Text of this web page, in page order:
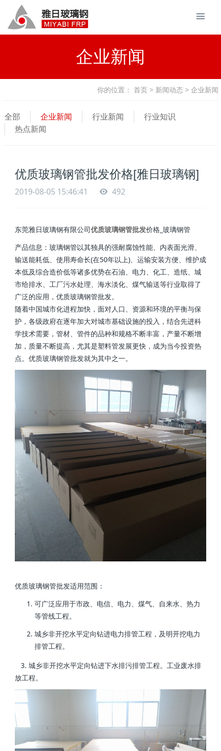
企业新闻
你的位置： 首页 > 新闻动态 > 企业新闻
全部 企业新闻 行业新闻
行业知识
热点新闻
优质玻璃钢管批发价格[雅日玻璃钢]
2019-08-05 15:46:41 492
东莞雅日玻璃钢有限公司优质玻璃钢管批发价格_玻璃钢管
产品信息：玻璃钢管以其独具的强耐腐蚀性能、内表面光滑、
输送能耗低、使用寿命长(在50年以上)、运输安装方便、维护成
本低及综合造价低等诸多优势在石油、电力、化工、造纸、城
市给排水、工厂污水处理、海水淡化、煤气输送等行业取得了
广泛的应用，优质玻璃钢管批发。
随着中国城市化进程加快，面对人口、资源和环境的平衡与保
护，各级政府在逐年加大对城市基础设施的投入，结合先进科
学技术需要，管材、管件的品种和规格不断丰富，产量不断增
加，质量不断提高，尤其是塑料管发展更快，成为当今投资热
点。优质玻璃钢管批发就为其中之一。
优质玻璃钢管批发适用范围：
可广泛应用于市政、电信、电力、煤气、自来水、热力
等管线工程。
城乡非开挖水平定向钻进电力排管工程，及明开挖电力
排管工程。
3. 城乡非开挖水平定向钻进下水排污排管工程。工业废水排
放工程。